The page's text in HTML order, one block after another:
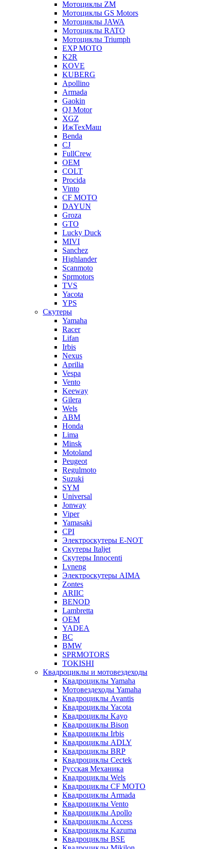
Мотоциклы ZM
Мотоциклы GS Motors
Мотоциклы JAWA
Мотоциклы RATO
Мотоциклы Triumph
EXP MOTO
K2R
KOVE
KUBERG
Apollino
Armada
Gaokin
QJ Motor
XGZ
ИжТехМаш
Benda
CJ
FullCrew
OEM
COLT
Procida
Vinto
CF MOTO
DAYUN
Groza
GTO
Lucky Duck
MIVI
Sanchez
Highlander
Scanmoto
Sprmotors
TVS
Yacota
YPS
Скутеры
Yamaha
Racer
Lifan
Irbis
Nexus
Aprilia
Vespa
Vento
Keeway
Gilera
Wels
ABM
Honda
Lima
Minsk
Motoland
Peugeot
Regulmoto
Suzuki
SYM
Universal
Jonway
Viper
Yamasaki
CPI
Электроскутеры E-NOT
Скутеры Italjet
Скутеры Innocenti
Lvneng
Электроскутеры AIMA
Zontes
ARIIC
BENOD
Lambretta
OEM
YADEA
BC
BMW
SPRMOTORS
TOKISHI
Квадроциклы и мотовездеходы
Квадроциклы Yamaha
Мотовездеходы Yamaha
Квадроциклы Avantis
Квадроциклы Yacota
Квадроциклы Kayo
Квадроциклы Bison
Квадроциклы Irbis
Квадроциклы ADLY
Квадроциклы BRP
Квадроциклы Cectek
Русская Механика
Квадроциклы Wels
Квадроциклы CF MOTO
Квадроциклы Armada
Квадроциклы Vento
Квадроциклы Apollo
Квадроциклы Access
Квадроциклы Kazuma
Квадроциклы BSE